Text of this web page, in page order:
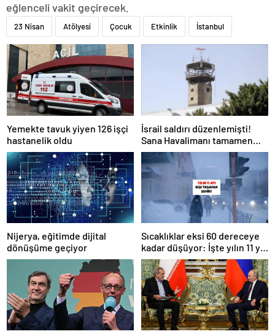
eğlenceli vakit geçirecek.
23 Nisan Atölyesi Çocuk Etkinlik İstanbul
Yemekte tavuk yiyen 126 işçi
hastanelik oldu
İsrail saldırı düzenlemişti!
Sana Havalimanı tamamen
hizmet dışı kaldı
Nijerya, eğitimde dijital
dönüşüme geçiyor
Sıcaklıklar eksi 60 dereceye
kadar düşüyor: İşte yılın 11 yılı
kışı yaşayan şehir!